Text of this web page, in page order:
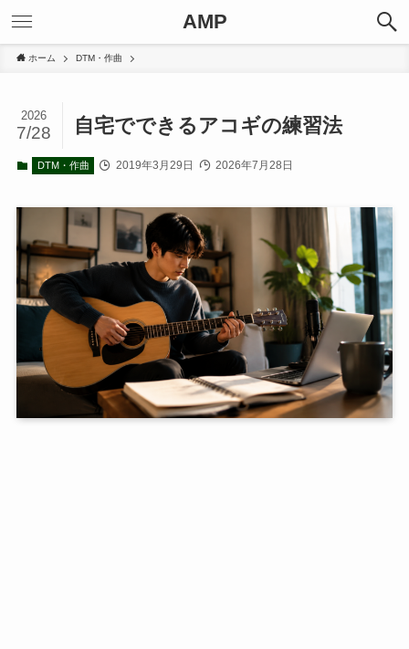
AMP
ホーム DTM・作曲
自宅でできるアコギの練習法
2026
7/28
DTM・作曲 2019年3月29日 2026年7月28日